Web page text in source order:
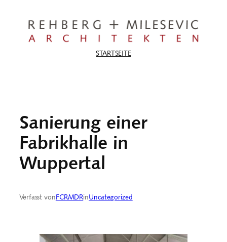
springen
STARTSEITE
Sanierung einer
Fabrikhalle in
Wuppertal
Verfasst vonFCRMDRinUncategorized